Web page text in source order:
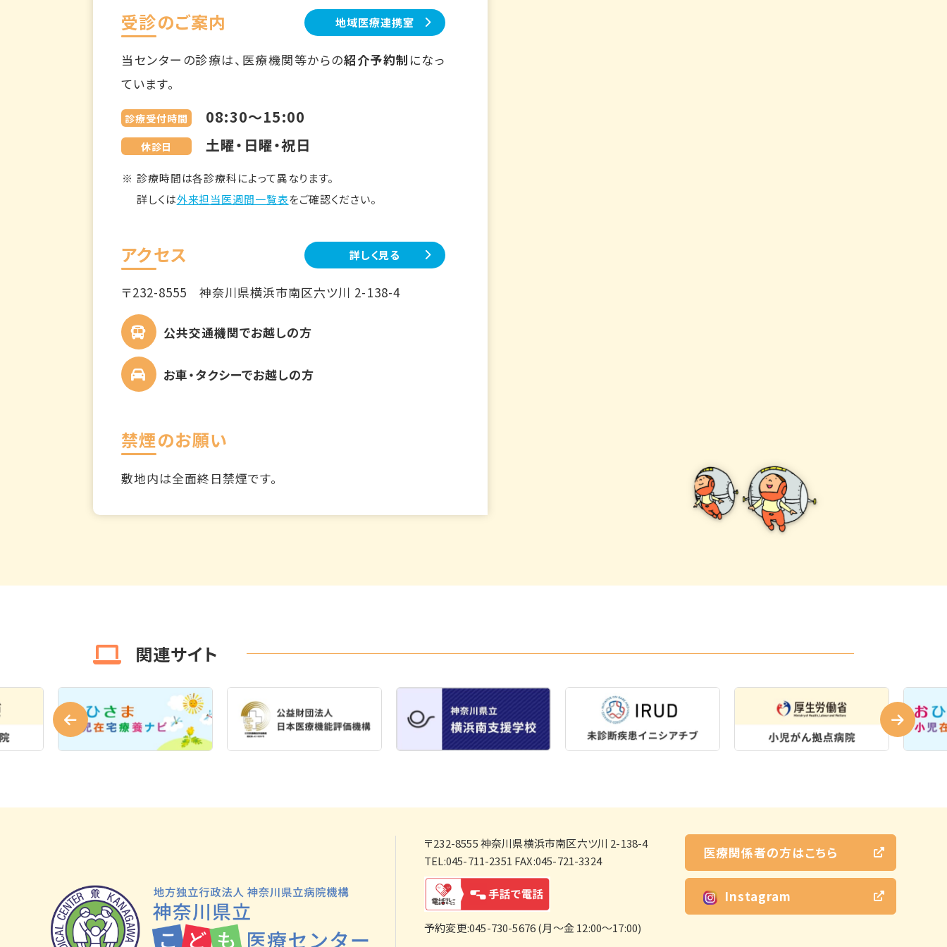
受診のご案内 地域医療連携室
当センターの診療は、医療機関等からの紹介予約制 になっ
ています。
診療受付時間 08:30～15:00
休診日 土曜・日曜・祝日
診療時間は各診療科によって異なります。
詳しくは外来担当医週間一覧表をご確認ください。
アクセス 詳しく見る
〒232-8555神奈川県横浜市南区六ツ川 2-138-4
公共交通機関でお越しの方
お車・タクシーでお越しの方
禁煙のお願い
敷地内は全面終日禁煙です。
関連サイト
〒232-8555神奈川県横浜市南区六ツ川 2-138-4
TEL:045-711-2351 FAX:045-721-3324
予約変更:045-730-5676 (月～金 12:00～17:00)
医療関係者の方はこちら
Instagram